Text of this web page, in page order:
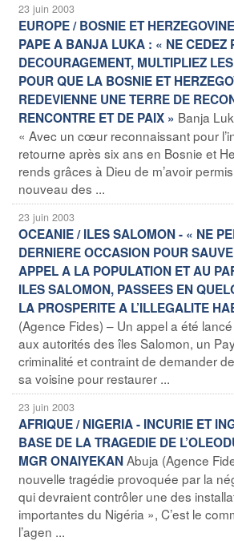
23 juin 2003
EUROPE / BOSNIE ET
PAPE A BANJA LUKA : « NE CEDEZ
DECOURAGEMENT, MULTIPLIEZ
POUR QUE LA BOSNIE ET
REDEVIENNE UNE TERRE DE
RENCONTRE ET DE PAIX » Banja
« Avec un cœur reconnaissant pour
retourne après six ans en Bosnie et
rends grâces à Dieu de m’avoir
nouveau des ...
23 juin 2003
OCEANIE / ILES SALOMON - « NE
DERNIERE OCCASION POUR
APPEL A LA POPULATION ET AU
ILES SALOMON, PASSEES EN
LA PROSPERITE A L’ILLEGALITE
(Agence Fides) – Un appel a été
aux autorités des îles Salomon, un
criminalité et contraint de demander de
sa voisine pour restaurer ...
23 juin 2003
AFRIQUE / NIGERIA - INCURIE ET
BASE DE LA TRAGEDIE DE
MGR ONAIYEKANAbuja (Agence
nouvelle tragédie provoquée par la
qui devraient contrôler une des
importantes du Nigéria », C’est le
l’agen ...